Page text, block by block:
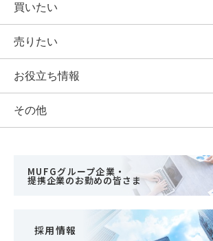
買いたい
売りたい
お役立ち情報
その他
MUFGグループ企業・
提携企業のお勤めの皆さま
採用情報